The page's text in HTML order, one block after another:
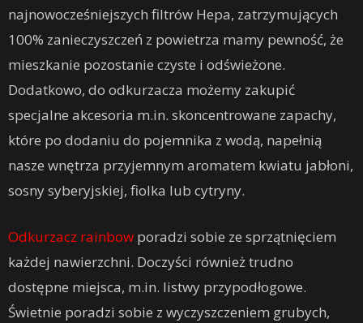
najnowocześniejszych filtrów Hepa, zatrzymujących
100% zanieczyszczeń z powietrza mamy pewność, że
mieszkanie pozostanie czyste i odświeżone.
Dodatkowo, do odkurzacza możemy zakupić
specjalne akcesoria m.in. skoncentrowane zapachy,
które po dodaniu do pojemnika z wodą, napełnią
nasze wnętrza przyjemnym aromatem kwiatu jabłoni,
sosny syberyjskiej, fiolka lub cytryny.
Odkurzacz rainbow poradzi sobie ze sprzątnięciem
każdej nawierzchni. Doczyści również trudno
dostępne miejsca, m.in. listwy przypodłogowe.
Świetnie poradzi sobie z wyczyszczeniem grubych,